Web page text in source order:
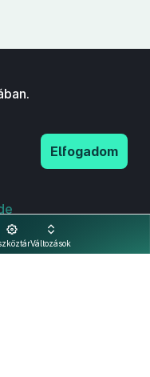
Változások
Elfogadom